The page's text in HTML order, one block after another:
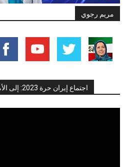
مريم رجوي
اجتماع إيران حرة 2023: إلى الأمام نحو جمهورية ديمقراطية